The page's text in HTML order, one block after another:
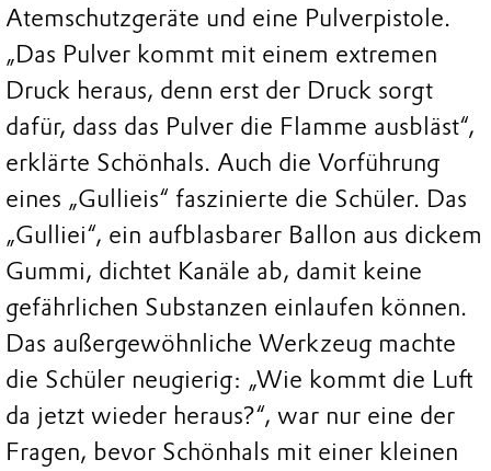
Atemschutzgeräte und eine Pulverpistole.
„Das Pulver kommt mit einem extremen
Druck heraus, denn erst der Druck sorgt
dafür, dass das Pulver die Flamme ausbläst“,
erklärte Schönhals. Auch die Vorführung
eines „Gullieis“ faszinierte die Schüler. Das
„Gulliei“, ein aufblasbarer Ballon aus dickem
Gummi, dichtet Kanäle ab, damit keine
gefährlichen Substanzen einlaufen können.
Das außergewöhnliche Werkzeug machte
die Schüler neugierig: „Wie kommt die Luft
da jetzt wieder heraus?“, war nur eine der
Fragen, bevor Schönhals mit einer kleinen